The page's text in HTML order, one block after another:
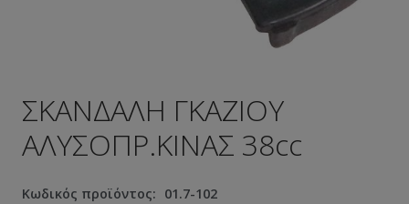
ΣΚΑΝΔΑΛΗ ΓΚΑΖΙΟΥ
ΑΛΥΣΟΠΡ.ΚΙΝΑΣ 38cc
Κωδικός προϊόντος: 01.7-102